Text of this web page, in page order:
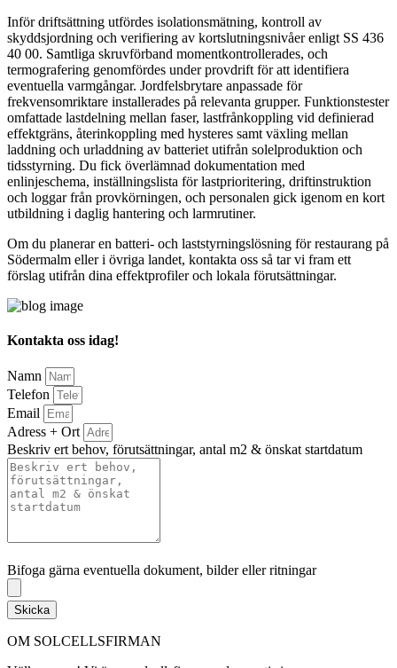
Inför driftsättning utfördes isolationsmätning, kontroll av
skyddsjordning och verifiering av kortslutningsnivåer enligt SS 436
40 00. Samtliga skruvförband momentkontrollerades, och
termografering genomfördes under provdrift för att identifiera
eventuella varmgångar. Jordfelsbrytare anpassade för
frekvensomriktare installerades på relevanta grupper. Funktionstester
omfattade lastdelning mellan faser, lastfrånkoppling vid definierad
effektgräns, återinkoppling med hysteres samt växling mellan
laddning och urladdning av batteriet utifrån solelproduktion och
tidsstyrning. Du fick överlämnad dokumentation med
enlinjeschema, inställningslista för lastprioritering, driftinstruktion
och loggar från provkörningen, och personalen gick igenom en kort
utbildning i daglig hantering och larmrutiner.
Om du planerar en batteri- och laststyrningslösning för restaurang på
Södermalm eller i övriga landet, kontakta oss så tar vi fram ett
förslag utifrån dina effektprofiler och lokala förutsättningar.
Kontakta oss idag!
Namn
Telefon
Email
Adress + Ort
Beskriv ert behov, förutsättningar, antal m2 & önskat startdatum
Bifoga gärna eventuella dokument, bilder eller ritningar
Skicka
OM SOLCELLSFIRMAN